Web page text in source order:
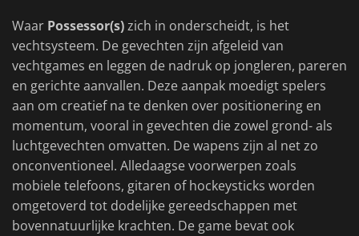
Waar Possessor(s)zich in onderscheidt, is het
vechtsysteem. De gevechten zijn afgeleid van
vechtgames en leggen de nadruk op jongleren, pareren
en gerichte aanvallen. Deze aanpak moedigt spelers
aan om creatief na te denken over positionering en
momentum, vooral in gevechten die zowel grond- als
luchtgevechten omvatten. De wapens zijn al net zo
onconventioneel. Alledaagse voorwerpen zoals
mobiele telefoons, gitaren of hockeysticks worden
omgetoverd tot dodelijke gereedschappen met
bovennatuurlijke krachten. De game bevat ook